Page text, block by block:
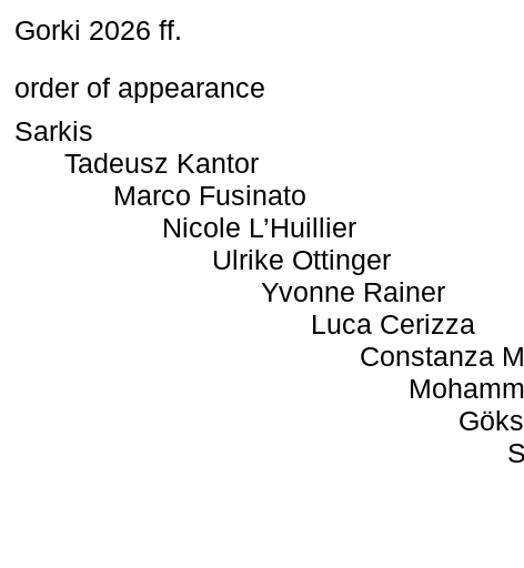
Gorki 2026 ff.
order of appearance
Sarkis
Tadeusz Kantor
Marco Fusinato
Nicole L’Huillier
Ulrike Ottinger
Yvonne Rainer
Luca Cerizza
Constanza